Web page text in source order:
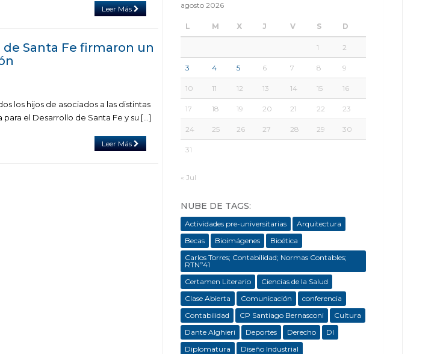
Leer Más
de Santa Fe firmaron un
los hijos de asociados a las distintas
el Desarrollo de Santa Fe y su […]
Leer Más
agosto 2026
L M X J V S D
1 2
3 4 5 6 7 8 9
10 11 12 13 14 15 16
17 18 19 20 21 22 23
24 25 26 27 28 29 30
31
« Jul
NUBE DE TAGS:
Actividades pre-universitarias
Arquitectura
Becas
Bioimágenes
Bioética
Carlos Torres; Contabilidad; Normas Contables;
RTNº41
Certamen Literario
Ciencias de la Salud
Clase Abierta
Comunicación
conferencia
Contabilidad
CP Santiago Bernasconi
Cultura
Dante Alghieri
Deportes Derecho
DI
Diplomatura
Diseño Industrial